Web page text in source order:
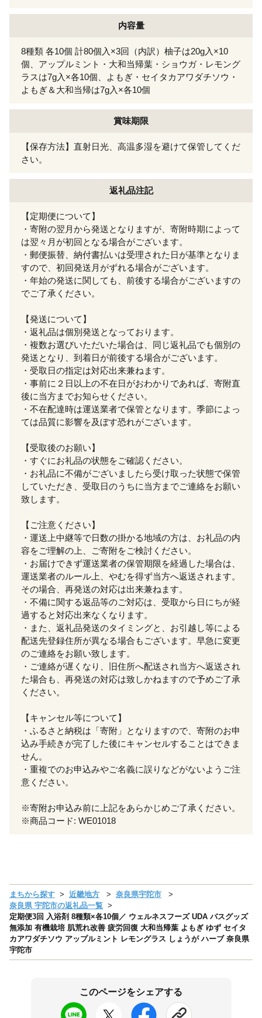
内容量
8種類 各10個 計80個入×3回（内訳）柚子は20g入×10
個、アップルミント・大和当帰葉・ショウガ・レモング
ラスは7g入×各10個、よもぎ・セイタカアワダチソウ・
よもぎ＆大和当帰は7g入×各10個
賞味期限
【保存方法】直射日光、高温多湿を避けて保管してくだ
さい。
返礼品注記
【定期便について】
・寄附の翌月から発送となりますが、寄附時期によって
は翌々月が初回となる場合がございます。
・郵便振替、納付書払いは受理された日が基準となりま
すので、初回発送月がずれる場合がございます。
・年始の発送に関しても、前後する場合がございますの
でご了承ください。
【発送について】
・返礼品は個別発送となっております。
・複数お選びいただいた場合は、同じ返礼品でも個別の
発送となり、到着日が前後する場合がございます。
・受取日の指定は対応出来兼ねます。
・事前に２日以上の不在日がおわかりであれば、寄附直
後に当方までお知らせください。
・不在配達時は運送業者で保管となります。季節によっ
ては品質に影響を及ぼす恐れがございます。
【受取後のお願い】
・すぐにお礼品の状態をご確認ください。
・お礼品に不備がございましたら受け取った状態で保管
していただき、受取日のうちに当方までご連絡をお願い
致します。
【ご注意ください】
・運送上中継等で日数の掛かる地域の方は、お礼品の内
容をご理解の上、ご寄附をご検討ください。
・お届けできず運送業者の保管期限を経過した場合は、
運送業者のルール上、やむを得ず当方へ返送されます。
その場合、再発送の対応は出来兼ねます。
・不備に関する返品等のご対応は、受取から日にちが経
過すると対応出来なくなります。
・また、返礼品発送のタイミングと、お引越し等による
配送先登録住所が異なる場合もございます。早急に変更
のご連絡をお願い致します。
・ご連絡が遅くなり、旧住所へ配送され当方へ返送され
た場合も、再発送の対応は致しかねますので予めご了承
ください。
【キャンセル等について】
・ふるさと納税は「寄附」となりますので、寄附のお申
込み手続きが完了した後にキャンセルすることはできま
せん。
・重複でのお申込みやご名義に誤りなどがないようご注
意ください。
※寄附お申込み前に上記をあらかじめご了承ください。
※商品コード: WE01018
まちから探す 近畿地方
奈良県宇陀市
奈良県 宇陀市の返礼品一覧
定期便3回 入浴剤 8種類×各10個／ ウェルネスフーズ UDA バスグッズ
無添加 有機栽培 肌荒れ改善 疲労回復 大和当帰葉 よもぎ ゆず セイタ
カアワダチソウ アップルミント レモングラス しょうが ハーブ 奈良県
宇陀市
このページをシェアする